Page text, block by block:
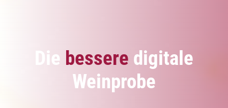
Die bessere digitale
Weinprobe